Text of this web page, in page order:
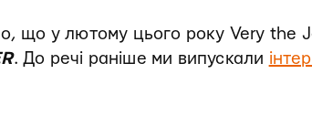
що у лютому цього року Very the
. До речі раніше ми випускали